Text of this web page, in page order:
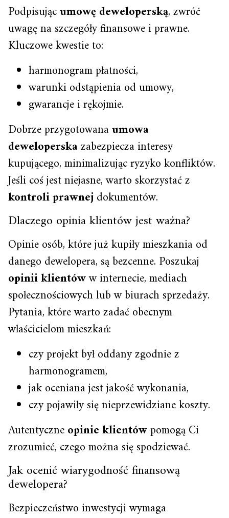
Podpisującumowę deweloperską, zwróć
uwagę na szczegóły finansowe i prawne.
Kluczowe kwestie to:
harmonogram płatności,
warunki odstąpienia od umowy,
gwarancje i rękojmie.
Dobrze przygotowanaumowa
deweloperskazabezpiecza interesy
kupującego, minimalizując ryzyko konfliktów.
Jeśli coś jest niejasne, warto skorzystać z
kontroli prawnejdokumentów.
Dlaczego opinia klientów jest ważna?
Opinie osób, które już kupiły mieszkania od
danego dewelopera, są bezcenne. Poszukaj
opinii klientóww internecie, mediach
społecznościowych lub w biurach sprzedaży.
Pytania, które warto zadać obecnym
właścicielom mieszkań:
czy projekt był oddany zgodnie z
harmonogramem,
jak oceniana jest jakość wykonania,
czy pojawiły się nieprzewidziane koszty.
Autentyczneopinie klientówpomogą Ci
zrozumieć, czego można się spodziewać.
Jak ocenić wiarygodność finansową
dewelopera?
Bezpieczeństwo inwestycji wymaga